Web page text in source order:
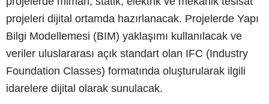
projeleri dijital ortamda hazırlanacak. Projelerde Yapı
Bilgi Modellemesi (BIM) yaklaşımı kullanılacak ve
veriler uluslararası açık standart olan IFC (Industry
Foundation Classes) formatında oluşturularak ilgili
idarelere dijital olarak sunulacak.